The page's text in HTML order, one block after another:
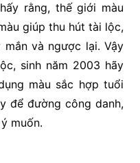
rằng, thế giới màu
giúp thu hút tài lộc,
và ngược lại. Vậy
sinh năm 2003 hãy
màu sắc hợp tuổi
để đường công danh,
muốn.